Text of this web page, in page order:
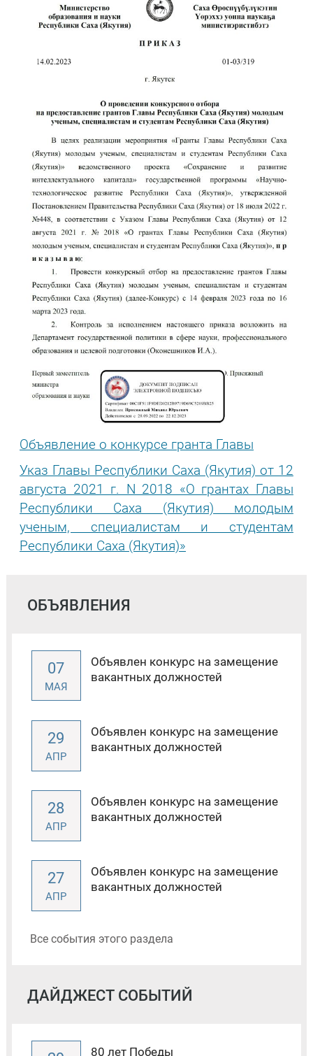
Объявление о конкурсе гранта Главы
Указ Главы Республики Саха (Якутия) от 12
августа 2021 г. N 2018 «О грантах Главы
Республики Саха (Якутия) молодым
ученым, специалистам и студентам
Республики Саха (Якутия)»
ОБЪЯВЛЕНИЯ
07
МАЯ
Объявлен конкурс на замещение
вакантных должностей
29
АПР
Объявлен конкурс на замещение
вакантных должностей
28
АПР
Объявлен конкурс на замещение
вакантных должностей
27
АПР
Объявлен конкурс на замещение
вакантных должностей
Все события этого раздела
ДАЙДЖЕСТ СОБЫТИЙ
80 лет Победы